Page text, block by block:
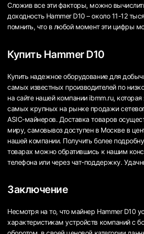
Сложив все эти факторы, можно
доходность Hammer D10 – около 11-12
помнить, что в любой момент эти цифры
Купить Hammer D10
Купить надежное оборудование для
самых известных производителей по
на сайте нашей компании ibmm.ru, которая
самых крупных на рынке продажи
ASIC-майнеров. Доставка товаров
миру, самовывоз доступен в Москве в
нашей компании. Получить более
товарах можно обратившись к нашим
телефона или через чат-поддержку.
Заключение
Несмотря на то, что майнер Hammer D10
характеристикам устройств компаний с